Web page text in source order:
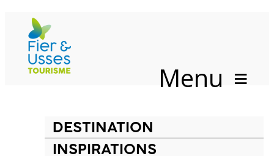
Menu
DESTINATION
INSPIRATIONS